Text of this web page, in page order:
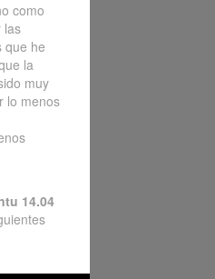
como
las
que he
la
muy
lo menos
14.04